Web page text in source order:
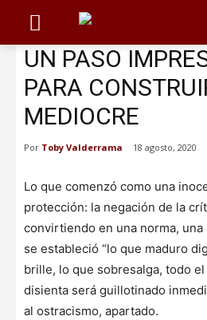
UN PASO
PARA
MEDIOCRE
Por Toby Valderrama 18 agosto, 2020
Lo que comenzó como una
protección: la negación de la
convirtiendo en una norma,
se estableció “lo que maduro
brille, lo que sobresalga, todo
disienta será guillotinado
al ostracismo, apartado.